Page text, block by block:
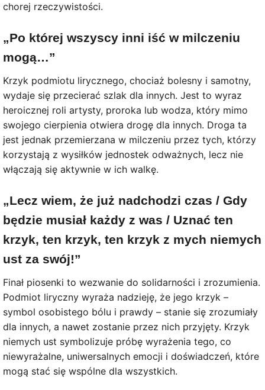
chorej rzeczywistości.
„Po której wszyscy inni iść w milczeniu
mogą…”
Krzyk podmiotu lirycznego, chociaż bolesny i samotny,
wydaje się przecierać szlak dla innych. Jest to wyraz
heroicznej roli artysty, proroka lub wodza, który mimo
swojego cierpienia otwiera drogę dla innych. Droga ta
jest jednak przemierzana w milczeniu przez tych, którzy
korzystają z wysiłków jednostek odważnych, lecz nie
włączają się aktywnie w ich walkę.
„Lecz wiem, że już nadchodzi czas / Gdy
będzie musiał każdy z was / Uznać ten
krzyk, ten krzyk, ten krzyk z mych niemych
ust za swój!”
Finał piosenki to wezwanie do solidarności i zrozumienia.
Podmiot liryczny wyraża nadzieję, że jego krzyk –
symbol osobistego bólu i prawdy – stanie się zrozumiały
dla innych, a nawet zostanie przez nich przyjęty. Krzyk
niemych ust symbolizuje próbę wyrażenia tego, co
niewyrażalne, uniwersalnych emocji i doświadczeń, które
mogą stać się wspólne dla wszystkich.